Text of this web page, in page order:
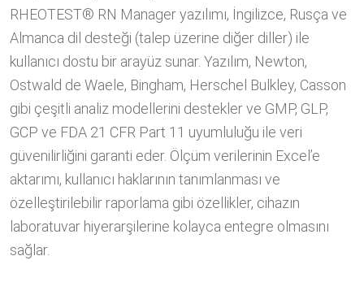
RHEOTEST® RN Manager yazılımı, İngilizce, Rusça ve
Almanca dil desteği (talep üzerine diğer diller) ile
kullanıcı dostu bir arayüz sunar. Yazılım, Newton,
Ostwald de Waele, Bingham, Herschel Bulkley, Casson
gibi çeşitli analiz modellerini destekler ve GMP, GLP,
GCP ve FDA 21 CFR Part 11 uyumluluğu ile veri
güvenilirliğini garanti eder. Ölçüm verilerinin Excel’e
aktarımı, kullanıcı haklarının tanımlanması ve
özelleştirilebilir raporlama gibi özellikler, cihazın
laboratuvar hiyerarşilerine kolayca entegre olmasını
sağlar.